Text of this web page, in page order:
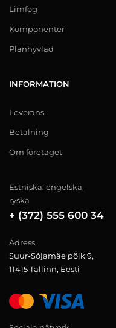
Limfog
Komponenter
Planhyvlad
INFORMATION
Leverans
Betalning
Om företaget
Estniska, engelska,
ryska
+ (372) 555 600 34
Adress
Suur-Sõjamäe põik 9,
11415 Tallinn, Eesti